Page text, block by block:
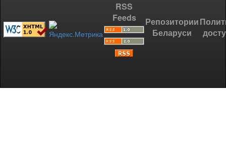
RSS
Feeds
Репозитории
Беларуси